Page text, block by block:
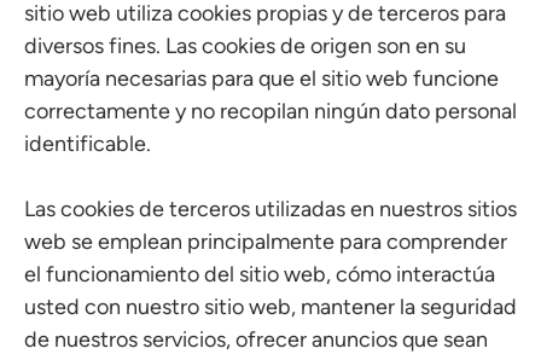
sitio web utiliza cookies propias y de terceros para
diversos fines. Las cookies de origen son en su
mayoría necesarias para que el sitio web funcione
correctamente y no recopilan ningún dato personal
identificable.
Las cookies de terceros utilizadas en nuestros sitios
web se emplean principalmente para comprender
el funcionamiento del sitio web, cómo interactúa
usted con nuestro sitio web, mantener la seguridad
de nuestros servicios, ofrecer anuncios que sean